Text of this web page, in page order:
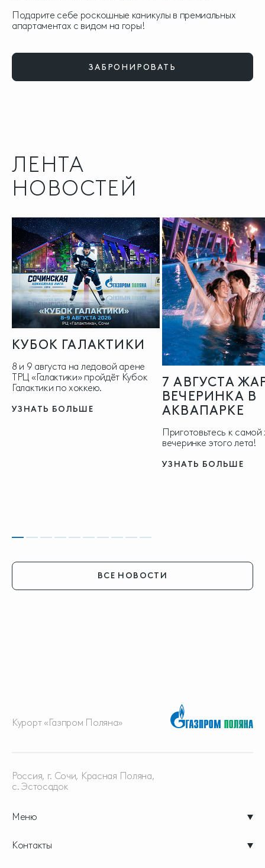
Подарите себе роскошные каникулы в премиальных
апартаментах с видом на горы!
ЗАБРОНИРОВАТЬ
ЛЕНТА
НОВОСТЕЙ
КУБОК ГАЛАКТИКИ
8 и 9 августа на ледовой арене
ТРЦ «Галактики» пройдёт Кубок
Галактики по хоккею.
УЗНАТЬ БОЛЬШЕ
7 АВГУСТА
ВЕЧЕРИНКА В
АКВАПАРКЕ
Приготовьтесь к
вечеринке этого лета!
УЗНАТЬ БОЛЬШЕ
ВСЕ НОВОСТИ
Курорт «Газпром Поляна»
Меню
Россия, г. Сочи, Красная Поляна,
с. Эстосадок
Контакты